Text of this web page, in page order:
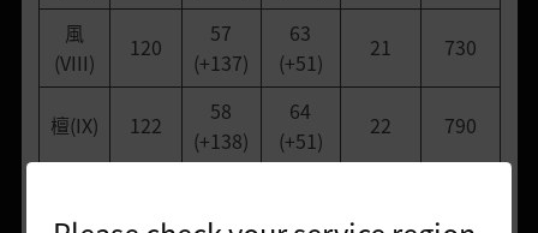
風
(VIII)
120
57
(+137)
63
(+51)
21 730
檀(IX) 122
58
(+138)
64
(+51)
22 790
(+138)